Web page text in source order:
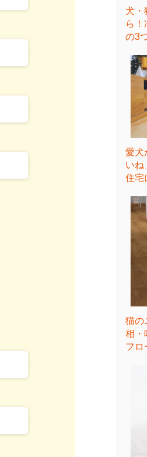
犬・
ら！
の3
愛犬
いね
住宅
猫の
相・
フロ